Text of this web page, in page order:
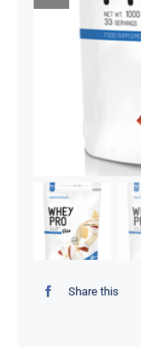
Share this